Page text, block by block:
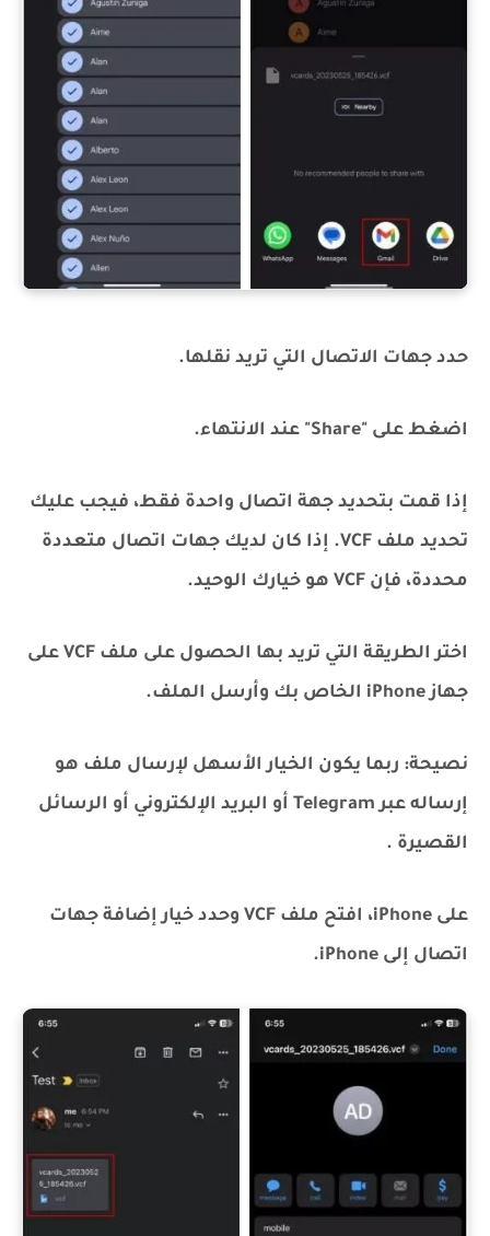
حدد جهات الاتصال التي تريد نقلها.
اضغط على "Share" عند الانتهاء.
إذا قمت بتحديد جهة اتصال واحدة فقط، فيجب عليك
تحديد ملف VCF. إذا كان لديك جهات اتصال متعددة
محددة، فإن VCF هو خيارك الوحيد.
اختر الطريقة التي تريد بها الحصول على ملف VCF على
جهاز iPhone الخاص بك وأرسل الملف.
نصيحة: ربما يكون الخيار الأسهل لإرسال ملف هو
إرساله عبر Telegram أو البريد الإلكتروني أو الرسائل
القصيرة .
على iPhone، افتح ملف VCF وحدد خيار إضافة جهات
اتصال إلى iPhone.